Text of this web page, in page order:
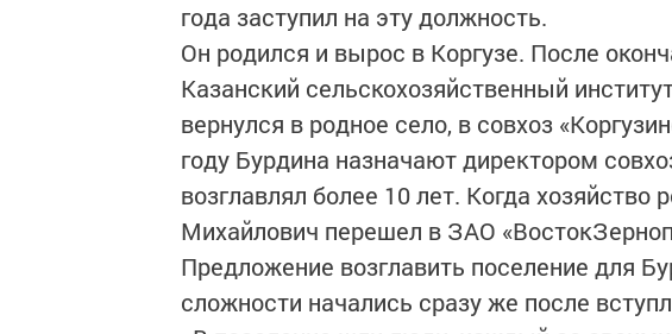
года заступил на эту должность.
Он родился и вырос в Коргузе. После
Казанский сельскохозяйственный
вернулся в родное село, в совхоз
году Бурдина назначают директором
возглавлял более 10 лет. Когда
Михайлович перешел в ЗАО
Предложение возглавить поселение для
сложности начались сразу же после